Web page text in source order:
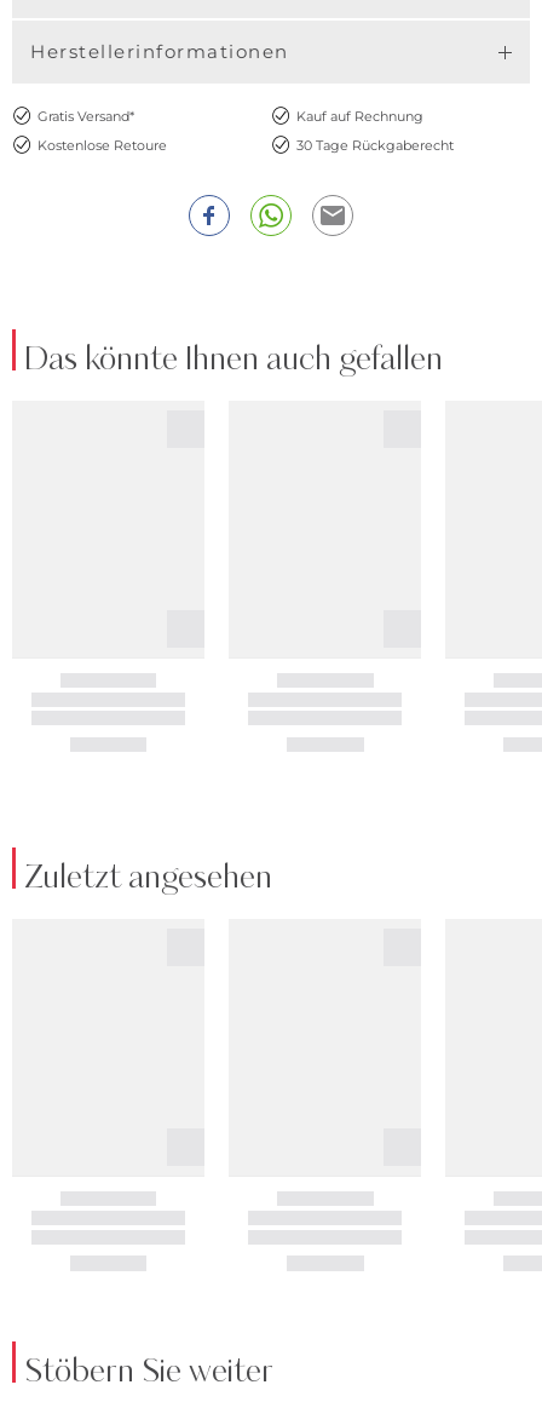
Herstellerinformationen
Gratis Versand*
Kauf auf Rechnung
Kostenlose Retoure
30 Tage Rückgaberecht
Das könnte Ihnen auch gefallen
Zuletzt angesehen
Stöbern Sie weiter